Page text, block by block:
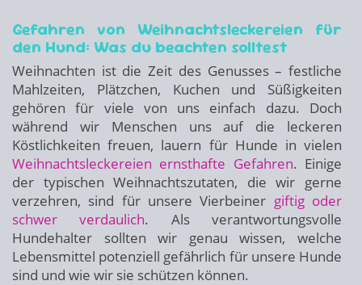
Gefahren von Weihnachtsleckereien für
den Hund: Was du beachten solltest
Weihnachten ist die Zeit des Genusses – festliche
Mahlzeiten, Plätzchen, Kuchen und Süßigkeiten
gehören für viele von uns einfach dazu. Doch
während wir Menschen uns auf die leckeren
Köstlichkeiten freuen, lauern für Hunde in vielen
Weihnachtsleckereien ernsthafte Gefahren. Einige
der typischen Weihnachtszutaten, die wir gerne
verzehren, sind für unsere Vierbeiner giftig oder
schwer verdaulich. Als verantwortungsvolle
Hundehalter sollten wir genau wissen, welche
Lebensmittel potenziell gefährlich für unsere Hunde
sind und wie wir sie schützen können.